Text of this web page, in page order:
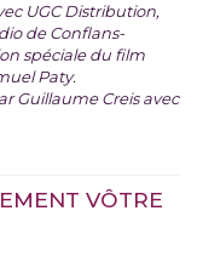
UGC Distribution,
de Conflans-
spéciale du film
Paty.
Guillaume Creis avec
VÔTRE